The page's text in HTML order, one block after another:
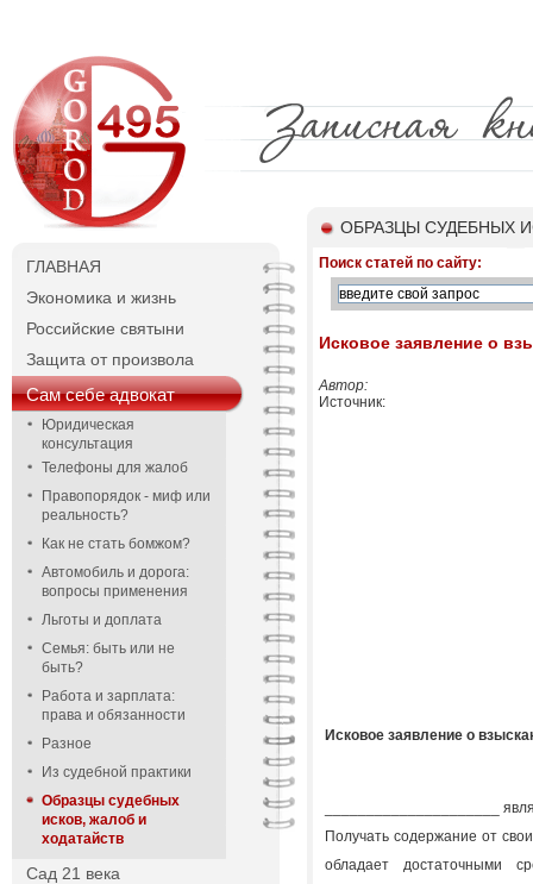
ГЛАВНАЯ
Экономика и жизнь
Российские святыни
Защита от произвола
Сам себе адвокат
Юридическая
консультация
Телефоны для жалоб
Правопорядок - миф или
реальность?
Как не стать бомжом?
Автомобиль и дорога:
вопросы применения
Льготы и доплата
Семья: быть или не
быть?
Работа и зарплата:
права и обязанности
Разное
Из судебной практики
Образцы судебных
исков, жалоб и
ходатайств
Сад 21 века
ОБРАЗЦЫ СУДЕБНЫХ
Поиск статей по сайту:
Исковое заявление о
Автор:
Источник:
Исковое заявление о
_____________________
Получать содержание от
обладает достаточными